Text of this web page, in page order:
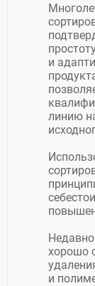
и
линию
хорошо
и